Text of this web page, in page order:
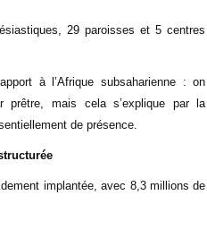
29 paroisses et 5 centres
à l’Afrique subsaharienne : on
prêtre, mais cela s’explique par la
de présence.
implantée, avec 8,3 millions de